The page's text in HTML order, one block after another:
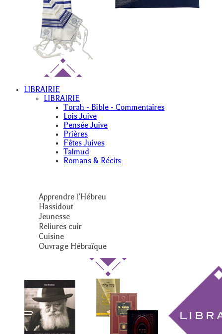
LIBRAIRIE
LIBRAIRIE
Torah - Bible - Commentaires
Lois Juive
Pensée Juive
Prières
Fêtes Juives
Talmud
Romans & Récits
Apprendre l’Hébreu
Hassidout
Jeunesse
Reliures cuir
Cuisine
Ouvrage Hébraïque